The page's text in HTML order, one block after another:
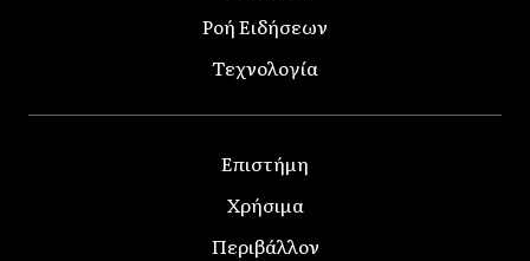
Ροή Ειδήσεων
Τεχνολογία
Επιστήμη
Χρήσιμα
Περιβάλλον